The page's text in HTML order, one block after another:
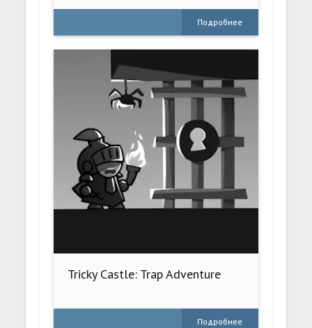
Подробнее
Tricky Castle: Trap Adventure
Подробнее